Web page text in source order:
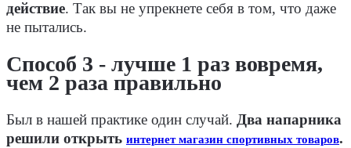
действие. Так вы не упрекнете себя в том, что даже
не пытались.
Способ 3 - лучше 1 раз вовремя,
чем 2 раза правильно
Был в нашей практике один случай. Два напарника
решили открыть интернет магазин спортивных товаров.